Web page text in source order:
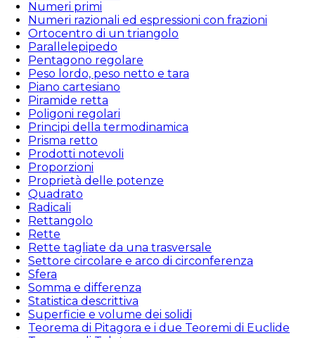
Numeri primi
Numeri razionali ed espressioni con frazioni
Ortocentro di un triangolo
Parallelepipedo
Pentagono regolare
Peso lordo, peso netto e tara
Piano cartesiano
Piramide retta
Poligoni regolari
Principi della termodinamica
Prisma retto
Prodotti notevoli
Proporzioni
Proprietà delle potenze
Quadrato
Radicali
Rettangolo
Rette
Rette tagliate da una trasversale
Settore circolare e arco di circonferenza
Sfera
Somma e differenza
Statistica descrittiva
Superficie e volume dei solidi
Teorema di Pitagora e i due Teoremi di Euclide